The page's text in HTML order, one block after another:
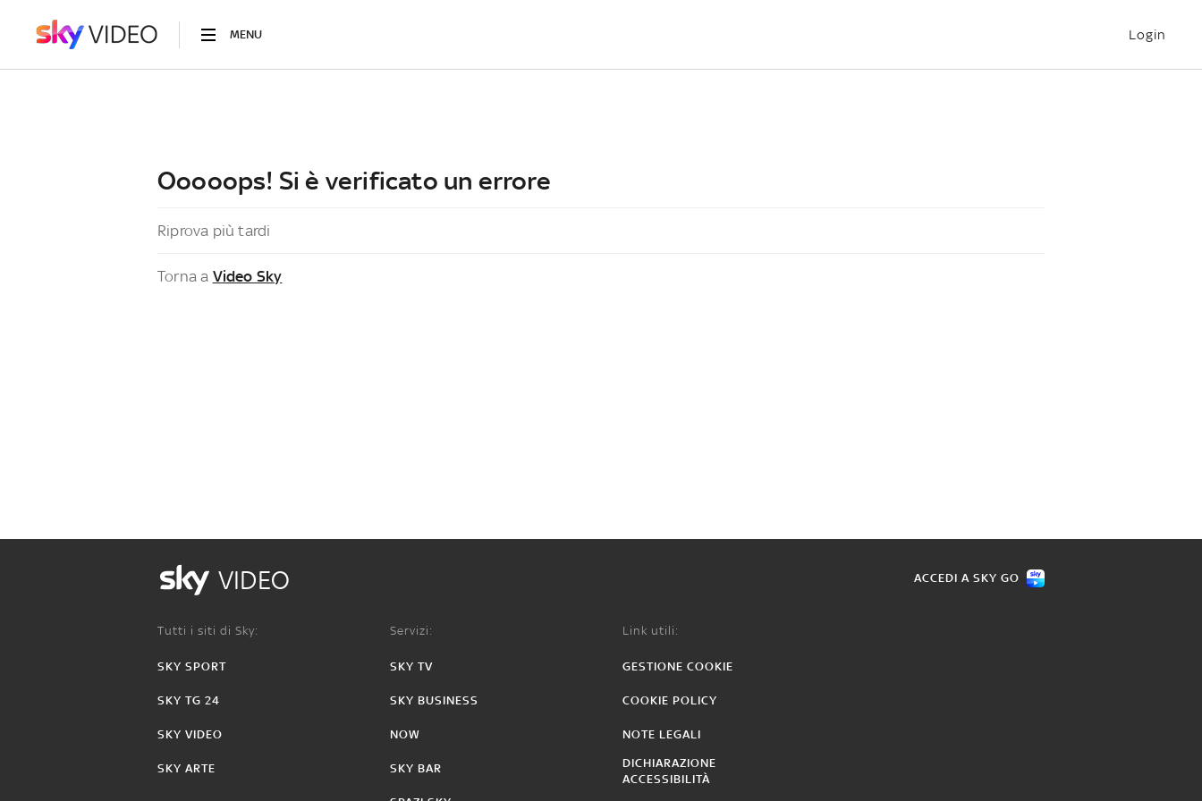
MENU Login
Ooooops! Si è verificato un errore
Riprova più tardi
Torna a Video Sky
VIDEO ACCEDI A SKY GO
Tutti i siti di Sky:
SKY SPORT
SKY TG 24
SKY VIDEO
SKY ARTE
Servizi:
SKY TV
SKY BUSINESS
NOW
SKY BAR
Link utili:
GESTIONE COOKIE
COOKIE POLICY
NOTE LEGALI
DICHIARAZIONE
ACCESSIBILITÀ